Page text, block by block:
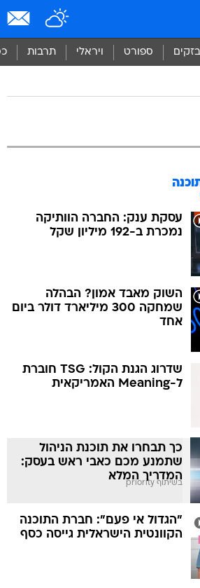
ספורט ויראלי תרבות
עסקת ענק: החברה הוותיקה
נמכרת ב-192 מיליון שקל
השוק מאבד אמון? הבהלה
שמחקה 300 מיליארד דולר ביום
אחד
שדרוג הגנת הקול: TSG חוברת
ל-Meaning האמריקאית
כך תבחרו את תוכנת הניהול
שתמנע מכם כאבי ראש בעסק:
המדריך המלא
בשיתוף priority
"הגדול אי פעם": חברת התוכנה
הקוונטית הישראלית גייסה כסף